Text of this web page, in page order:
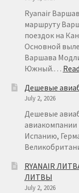
€
15
Ryanair
маршруту
поездок на
Основной
Варшава
Южный.…
Дешевые
July 2, 2026
Дешевые
авиакомпании
Испанию,
RYANAIR
ЛИТВЫ
July 2, 2026